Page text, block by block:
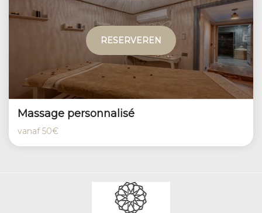
RESERVEREN
Massage personnalisé
vanaf50€